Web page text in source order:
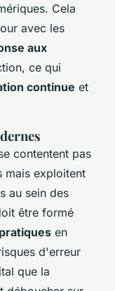
Cela
avec les
aux
ce qui
continue et
contentent pas
mais exploitent
au sein des
être formé
en
d'erreur
que la